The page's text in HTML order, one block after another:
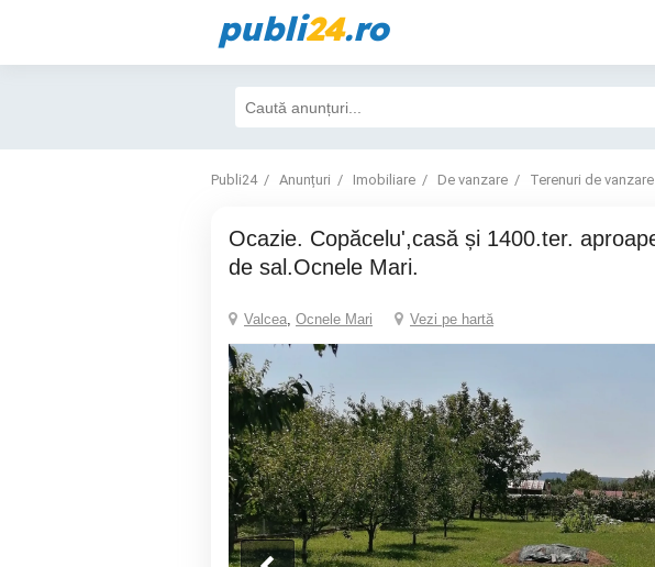
publi24.ro
Publi24 Anunțuri Imobiliare De vanzare Terenuri de vanzare
Ocazie. Copăcelu',casă și 1400.ter. aproape
de sal.Ocnele Mari.
Valcea, Ocnele Mari Vezi pe hartă